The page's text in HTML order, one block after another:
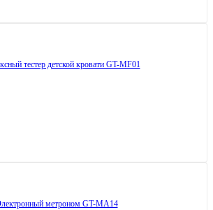
тестер детской кровати GT-MF01
метроном GT-MA14